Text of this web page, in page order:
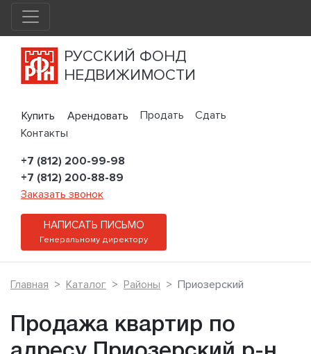
РУССКИЙ ФОНД
НЕДВИЖИМОСТИ
Купить Арендовать Продать
Сдать
Контакты
+7 (812) 200-99-98
+7 (812) 200-88-89
Заказать звонок
НАПИСАТЬ ПИСЬМО
Генеральному директору
Главная Каталог Районы Приозерский
Продажа квартир по